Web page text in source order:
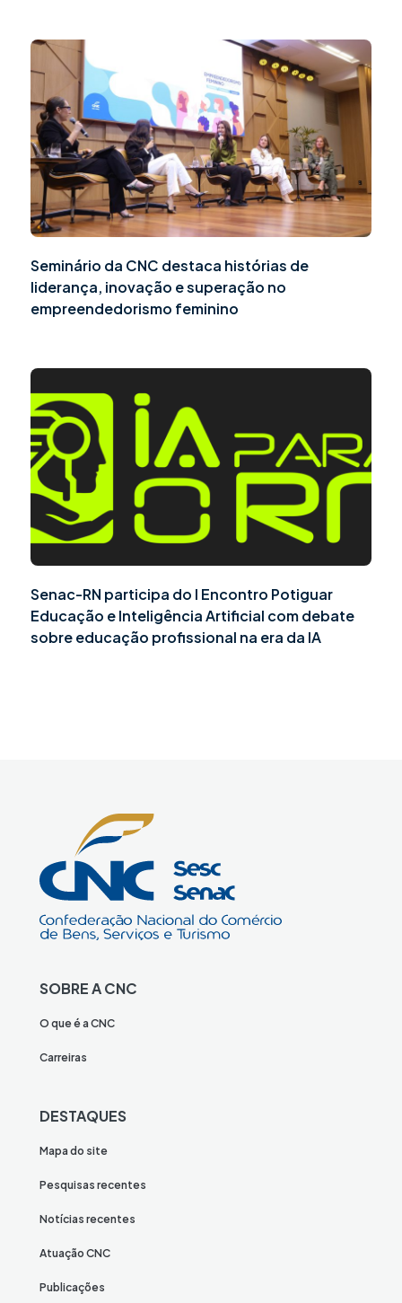
Seminário da CNC destaca histórias de
liderança, inovação e superação no
empreendedorismo feminino
Senac-RN participa do I Encontro Potiguar
Educação e Inteligência Artificial com debate
sobre educação profissional na era da IA
SOBRE A CNC
O que é a CNC
Carreiras
DESTAQUES
Mapa do site
Pesquisas recentes
Notícias recentes
Atuação CNC
Publicações